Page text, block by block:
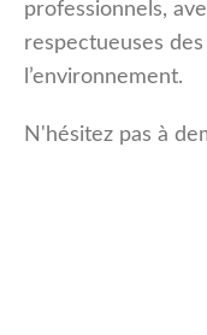
professionnels,
respectueuses
l’environnement.
N'hésitez pas à